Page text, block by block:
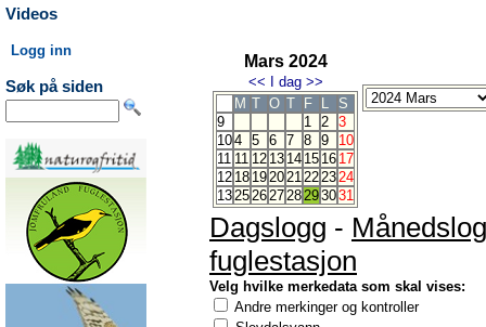
Videos
Logg inn
Søk på siden
Mars 2024
<< I dag >>
M T O T F L
S
9
1 2 3
104 5 6 7 8 9
10
11 11 12 13 14 15 16 17
12 18 192021222324
1325262728293031
Dagslogg -
fuglestasjon
Velg hvilke merkedata som skal vises:
Andre merkinger og kontroller